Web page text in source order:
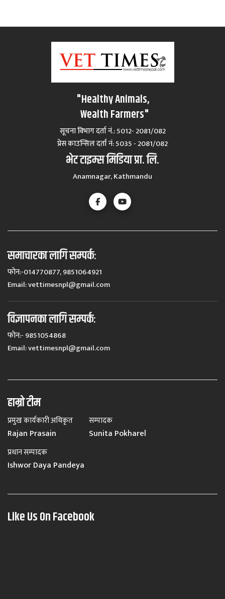
"Healthy Animals,
Wealth Farmers"
सूचना विभाग दर्ता नं.: 5012- 2081/082
प्रेस काउन्सिल दर्ता नं‍: 5035 - 2081/082
भेट टाइम्स मिडिया प्रा. लि.
Anamnagar, Kathmandu
समाचारका लागि सम्पर्कः
फोन:-014770877, 9851064921
Email:vettimesnpl@gmail.com
विज्ञापनका लागि सम्पर्कः
फोन:- 9851054868
Email:vettimesnpl@gmail.com
हाम्रो टीम
प्रमुख कार्यकारी अधिकृत
Rajan Prasain
सम्पादक
Sunita Pokharel
प्रधान सम्पादक
Ishwor Daya Pandeya
Like Us On Facebook